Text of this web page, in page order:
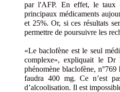
par l'AFP. En effet, le taux
principaux médicaments
et 25%. Or, si ces résultats
permettre de poursuivre les
«Le baclofène est le seul
complexe», expliquait le Dr
phénomène blaclofène, n°769
faudra 400 mg. Ce n’est
d’alcoolisation. Il est